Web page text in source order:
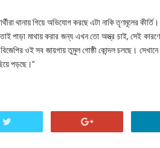
থানায় গিয়ে অভিযোগ করছে এটা নাকি তৃণমূলের
পাড়া মাথায় করার জন্য এখন তো অস্ত্র চাই, সেই
ওই সব জায়গায় তুমুল গোষ্ঠী কোন্দল চলছে। সেখানে
পড়ছে।”